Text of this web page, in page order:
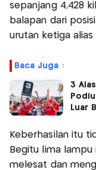
sepanjang 4,428
balapan dari
urutan ketiga alias
Baca Juga :
3
Luar
Keberhasilan itu
Begitu lima
melesat dan